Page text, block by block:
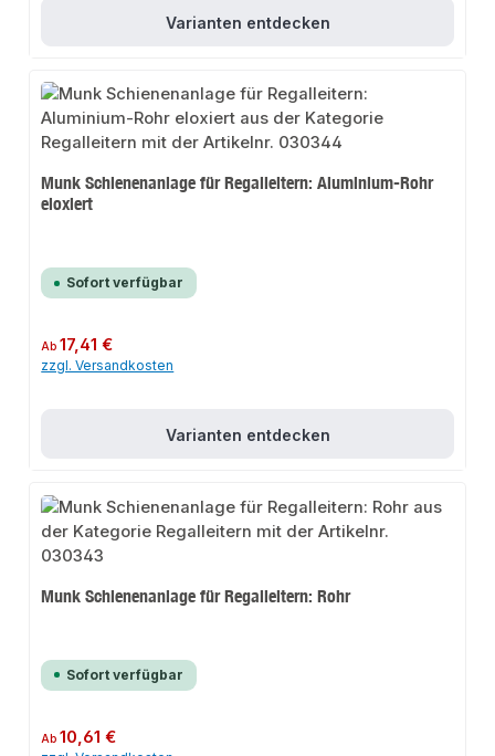
Varianten entdecken
Munk Schienenanlage für Regalleitern: Aluminium-Rohr
eloxiert
Sofort verfügbar
Regulärer Preis:
Ab17,41 €
zzgl. Versandkosten
Varianten entdecken
Munk Schienenanlage für Regalleitern: Rohr
Sofort verfügbar
Regulärer Preis:
Ab10,61 €